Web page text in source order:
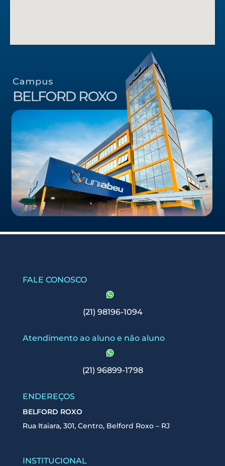
FALE CONOSCO
(21) 98196-1094
Atendimento ao aluno e não aluno
(21) 96899-1798
ENDEREÇOS
BELFORD ROXO
Rua Itaiara, 301, Centro, Belford Roxo – RJ
INSTITUCIONAL